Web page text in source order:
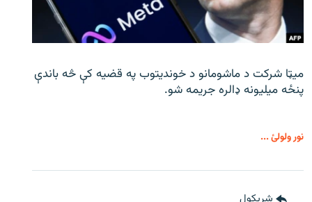
میټا شرکت د ماشومانو د خوندیتوب په قضیه کې څه باندې
پنځه میلیونه ډالره جریمه شو.
نور ولولئ ...
شريکول